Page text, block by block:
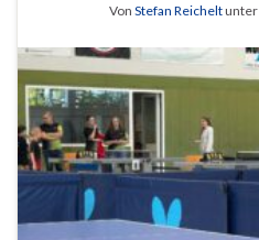
Von Stefan Reicheltunter